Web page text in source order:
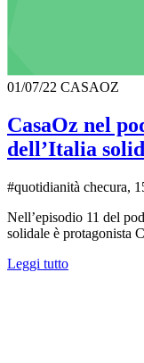
01/07/22 CASAOZ
CasaOz nel
dell’Italia
#quotidianità checura,
Nell’episodio 11 del
solidale è protagonista
Leggi tutto